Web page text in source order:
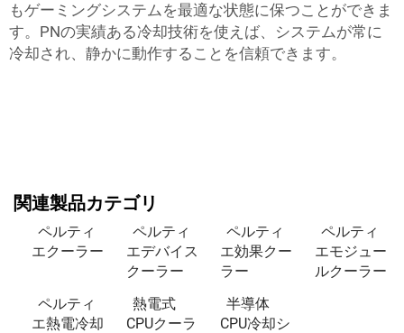
もゲーミングシステムを最適な状態に保つことができま
す。PNの実績ある冷却技術を使えば、システムが常に
冷却され、静かに動作することを信頼できます。
関連製品カテゴリ
ペルティ
エクーラー
ペルティ
エデバイス
クーラー
ペルティ
エ効果クー
ラー
ペルティ
エモジュー
ルクーラー
ペルティ
エ熱電冷却
熱電式
CPUクーラ
半導体
CPU冷却シ